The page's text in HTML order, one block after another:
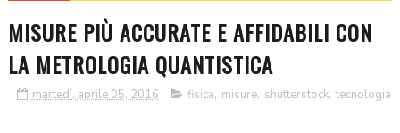
MISURE PIÙ ACCURATE E AFFIDABILI CON
LA METROLOGIA QUANTISTICA
martedì, aprile 05, 2016 fisica, misure, shutterstock, tecnologia